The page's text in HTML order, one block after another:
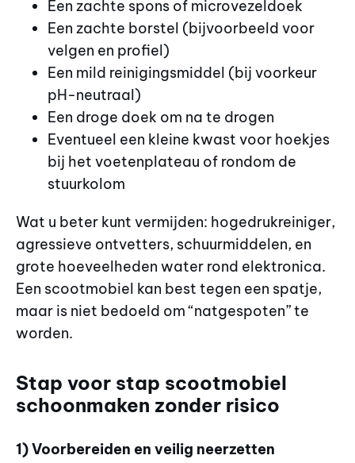
Een zachte spons of microvezeldoek
Een zachte borstel (bijvoorbeeld voor
velgen en profiel)
Een mild reinigingsmiddel (bij voorkeur
pH-neutraal)
Een droge doek om na te drogen
Eventueel een kleine kwast voor hoekjes
bij het voetenplateau of rondom de
stuurkolom
Wat u beter kunt vermijden: hogedrukreiniger,
agressieve ontvetters, schuurmiddelen, en
grote hoeveelheden water rond elektronica.
Een scootmobiel kan best tegen een spatje,
maar is niet bedoeld om “natgespoten” te
worden.
Stap voor stap scootmobiel
schoonmaken zonder risico
1) Voorbereiden en veilig neerzetten